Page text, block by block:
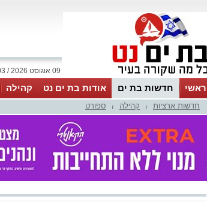
09 אוגוסט 2026 / 16:03
ראשי חדשות בת ים אודות בת ים נט קהילה
חדשות ארציות קהילה ספורט